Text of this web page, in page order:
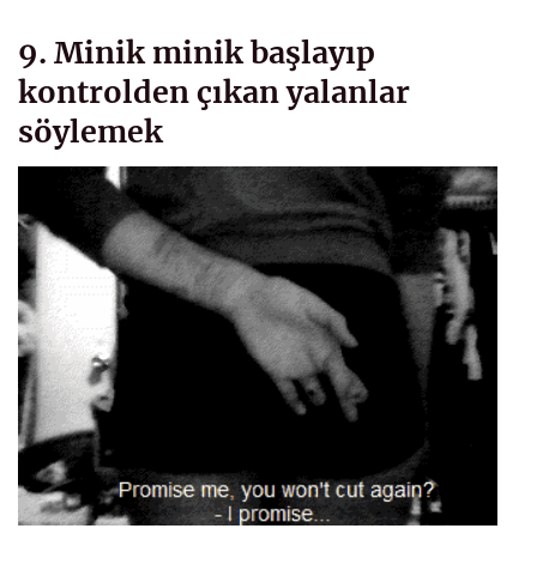
9. Minik minik başlayıp
kontrolden çıkan yalanlar
söylemek